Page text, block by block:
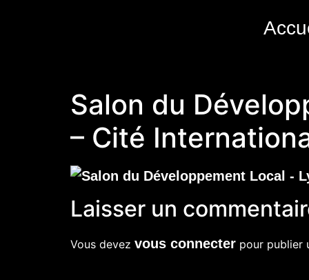
Salon du
– Cité
Laisser un
Vous devez vous connecter pour publier